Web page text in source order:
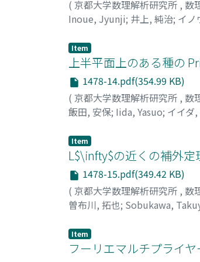
( 京都大学数理解析研究所 , 数
Inoue, Jyunji; 井上, 純治; イノ
Item
上半平面上のある種の
1478-14.pdf(354.99 KB)
( 京都大学数理解析研究所 , 数
飯田, 安保; Iida, Yasuo; イイダ
Item
L$\infty$の近くの補外定
1478-15.pdf(349.42 KB)
( 京都大学数理解析研究所 , 数
曽布川, 拓也; Sobukawa,
Item
フーリエマルチプライ